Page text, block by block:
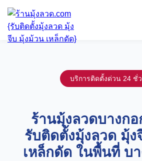
มุ้งลวดจีบ
เหล็กดัด
บริการ/พื้นที่ติดตั้
บทความ
ติดต่อเรา
บริการติดตั้งด่วน 24 ชั่
ร้านมุ้งลวดบางก
รับติดตั้งมุ้งลวด มุ้ง
เหล็กดัด ในพื้นที่ บ